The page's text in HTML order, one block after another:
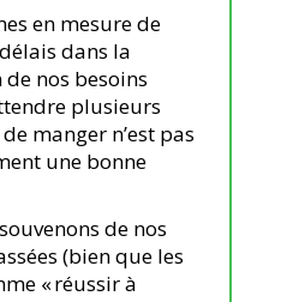
en mesure de
dans la
nos besoins
plusieurs
manger n’est pas
une bonne
de nos
(bien que les
« réussir à